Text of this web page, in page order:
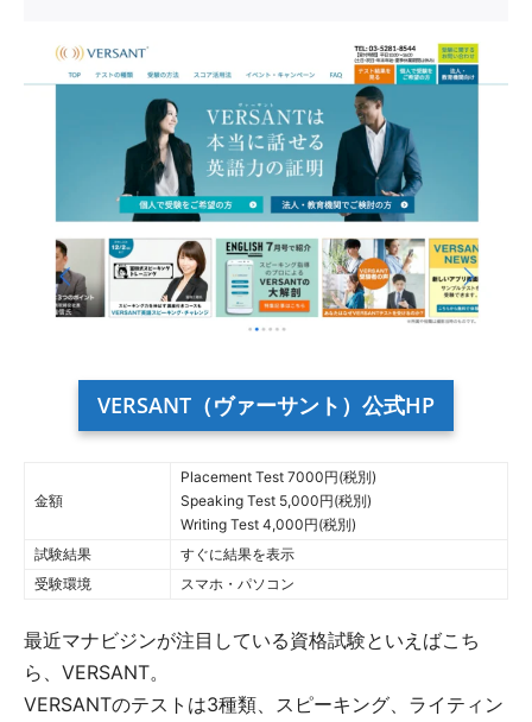
VERSANT（ヴァーサント）公式HP
金額
Placement Test 7000円(税別)
Speaking Test 5,000円(税別)
Writing Test 4,000円(税別)
試験結果
すぐに結果を表示
受験環境
スマホ・パソコン
最近マナビジンが注目している資格試験といえばこち
ら、VERSANT。
VERSANTのテストは3種類、スピーキング、ライティン